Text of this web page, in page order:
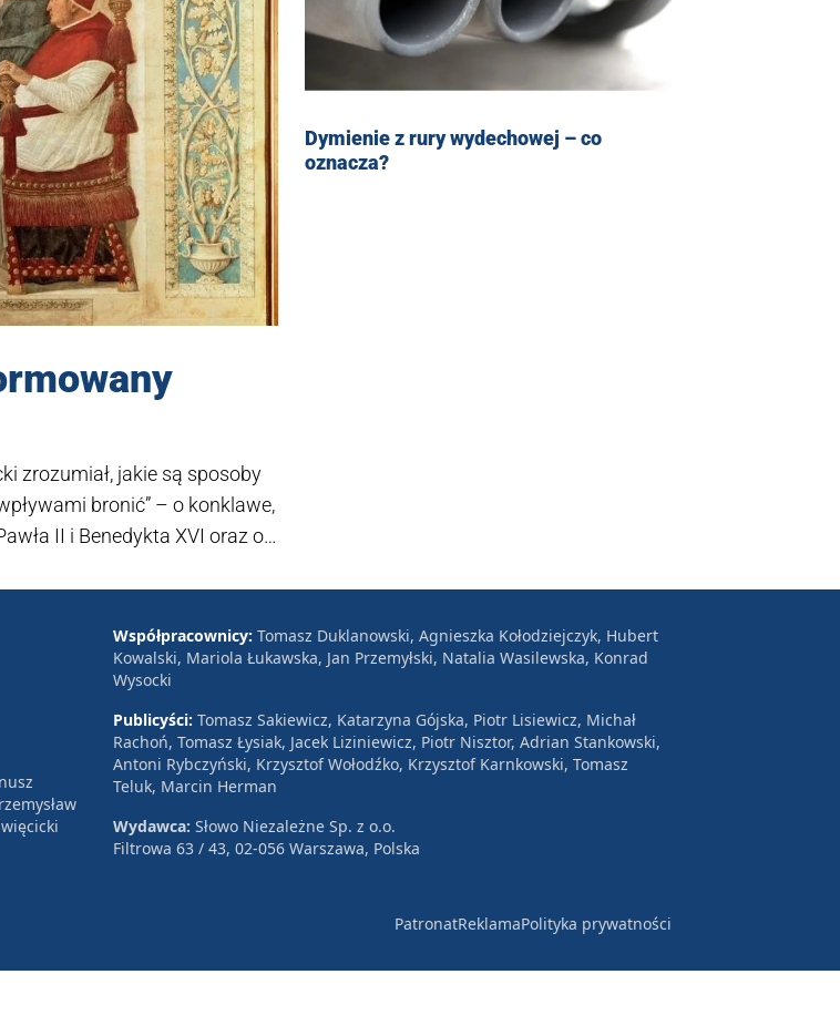
zrozumiał, jakie są sposoby
bronić” – o konklawe,
II i Benedykta XVI oraz o
wyborów papieskich”.
Dymienie z rury wydechowej – co
oznacza?
Współpracownicy: Tomasz Duklanowski, Agnieszka Kołodziejczyk, Hubert
Kowalski, Mariola Łukawska, Jan Przemyłski, Natalia Wasilewska, Konrad
Wysocki
Publicyści: Tomasz Sakiewicz, Katarzyna Gójska, Piotr Lisiewicz, Michał
Rachoń, Tomasz Łysiak, Jacek Liziniewicz, Piotr Nisztor, Adrian Stankowski,
Antoni Rybczyński, Krzysztof Wołodźko, Krzysztof Karnkowski, Tomasz
Teluk, Marcin Herman
Wydawca: Słowo Niezależne Sp. z o.o.
Filtrowa 63 / 43, 02-056 Warszawa, Polska
PatronatReklamaPolityka prywatności